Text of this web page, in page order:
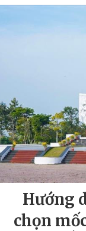
Hướng
chọn